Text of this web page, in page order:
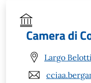
Camera di
Largo